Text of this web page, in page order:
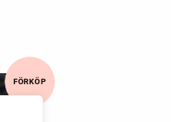
FÖRKÖP